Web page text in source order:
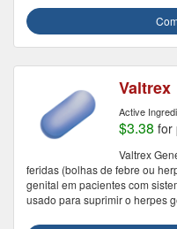
Valtrex
Active
$3.38 for
Valtrex
feridas (bolhas de febre ou
genital em pacientes com
usado para suprimir o herpes